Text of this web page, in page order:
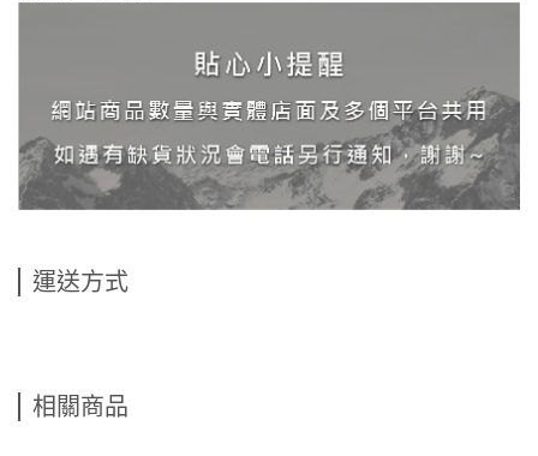
運送方式
相關商品